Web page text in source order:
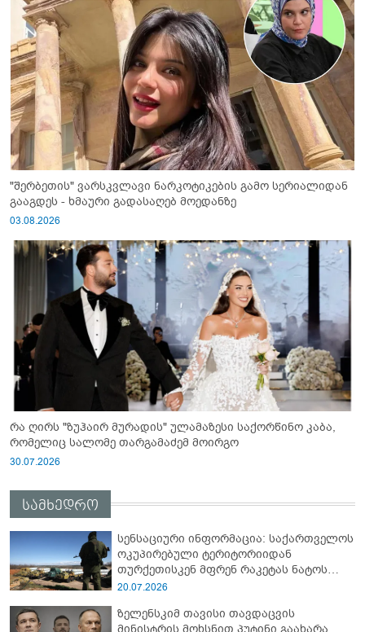
"შერბეთის" ვარსკვლავი ნარკოტიკების გამო სერიალიდან
გააგდეს - ხმაური გადასაღებ მოედანზე
03.08.2026
რა ღირს "ზუჰაირ მურადის" ულამაზესი საქორწინო კაბა,
რომელიც სალომე თარგამაძემ მოირგო
30.07.2026
სამხედრო
სენსაციური ინფორმაცია: საქართველოს
ოკუპირებული ტერიტორიიდან
თურქეთისკენ მფრენ რაკეტას ნატოს
სამიტი კინაღამ ჩაუშლია
20.07.2026
ზელენსკიმ თავისი თავდაცვის
მინისტრის მოხსნით პუტინი გაახარა...